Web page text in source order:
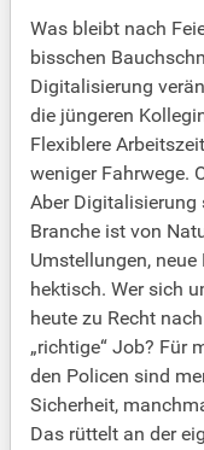
Was bleibt nach
bisschen
Digitalisierung
die jüngeren
Flexiblere
weniger Fahrwege.
Aber Digitalisierung
Branche ist von
Umstellungen,
hektisch. Wer sich
heute zu Recht
„richtige“ Job? Für
den Policen sind
Sicherheit,
Das rüttelt an der